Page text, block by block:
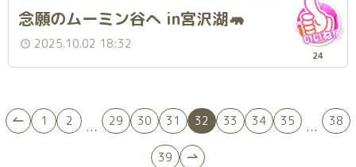
念願のムーミン谷へ in宮沢湖🦛
2025.10.02 18:32
24
1 2 ... 29 30 31 32 33 34 35 ... 38
39